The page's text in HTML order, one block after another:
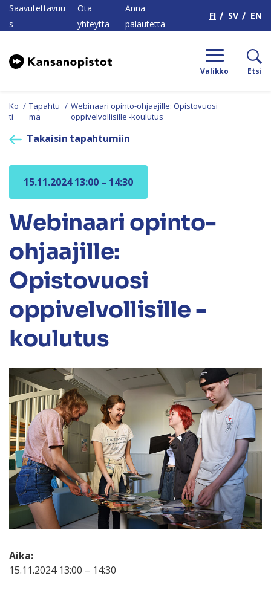
Saavutettavuu
s
Ota
yhteyttä
Anna
palautetta
FI SV EN
Valikko Etsi
Ko
ti
/ Tapahtu
ma
/ Webinaari opinto-ohjaajille: Opistovuosi
oppivelvollisille -koulutus
Takaisin tapahtumiin
15.11.2024 13:00 – 14:30
Webinaari opinto-
ohjaajille:
Opistovuosi
oppivelvollisille -
koulutus
Aika:
15.11.2024 13:00 – 14:30